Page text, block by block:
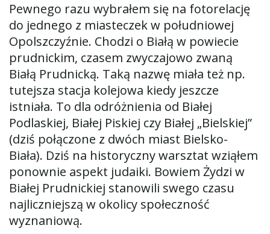
c
a
Pewnego razu wybrałem się na fotorelację
do jednego z miasteczek w południowej
Opolszczyźnie. Chodzi o Białą w powiecie
prudnickim, czasem zwyczajowo zwaną
Białą Prudnicką. Taką nazwę miała też np.
tutejsza stacja kolejowa kiedy jeszcze
istniała. To dla odróżnienia od Białej
Podlaskiej, Białej Piskiej czy Białej „Bielskiej”
(dziś połączone z dwóch miast Bielsko-
Biała). Dziś na historyczny warsztat wziąłem
ponownie aspekt judaiki. Bowiem Żydzi w
Białej Prudnickiej stanowili swego czasu
najliczniejszą w okolicy społeczność
wyznaniową.